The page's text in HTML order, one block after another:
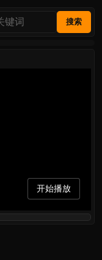
搜索
开始播放